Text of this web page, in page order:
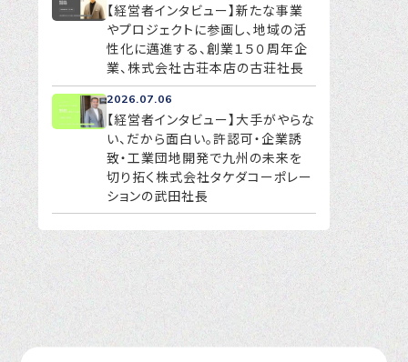
【経営者インタビュー】新たな事業
やプロジェクトに参画し、地域の活
性化に邁進する、創業１５０周年企
業、株式会社古荘本店の古荘社長
2026.07.06
【経営者インタビュー】大手がやらな
い、だから面白い。許認可・企業誘
致・工業団地開発で九州の未来を
切り拓く株式会社タケダコーポレー
ションの武田社長